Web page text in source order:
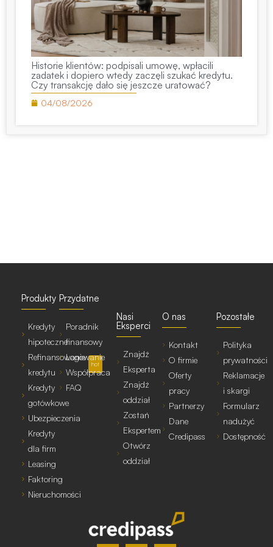
Historie klientów: podpisali umowę, wpłacili
zadatek i dopiero wtedy zaczęli szukać kredytu.
Czy transakcję dało się jeszcze uratować?
04/08/2026
Produkty
Kredyty
hipoteczne
Refinansowanie
kredytu
hot
Kredyty
gotówkowe
Ubezpieczenia
Kredyty
dla firm
Leasing
Faktoring
Nieruchomości
Przydatne
Poradnik
finansowy
Logowanie
Współpraca
FAQ
Nasi
Eksperci
Znajdź
Eksperta
Znajdź
oddział
Zostań
Ekspertem
Otwórz
oddział
O nas
Kontakt
O firmie
Oferty
pracy
Partnerzy
Dane
Credipass
Pozostałe
Polityka
prywatności
Reklamacje
i skargi
Formularz
nadużyć
Dostępność